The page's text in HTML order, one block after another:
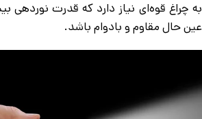
به چراغ قوه‌ای نیاز دارد که قدرت نوردهی
عین حال مقاوم و بادوام باشد.